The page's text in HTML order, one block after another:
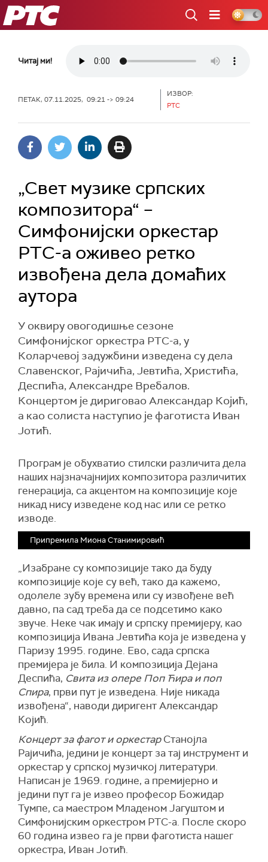
РТС
Читај ми!
ПЕТАК, 07.11.2025, 09:21 -> 09:24
ИЗВОР:
РТС
„Свет музике српских
композитора“ –
Симфонијски оркестар
РТС-а оживео ретко
извођена дела домаћих
аутора
У оквиру овогодишње сезоне
Симфонијског оркестра РТС-а, у
Коларчевој задужбини изведена су дела
Славенског, Рајичића, Јевтића, Христића,
Деспића, Александре Вребалов.
Концертом је дириговао Александар Којић,
а као солиста наступио је фаготиста Иван
Јотић.
Програм је обухватио стилски различита дела
наших најзначајнијих композитора различитих
генерација, са акцентом на композиције које
никад нису изведене код нас или се ретко
изводе.
Припремила Миона Станимировић
„Изабране су композиције тако да буду
композиције које су већ, тако да кажемо,
одолеле зубу времена или су извођене већ
давно, па сад треба да се подсетимо како
звуче. Неке чак имају и српску премијеру, као
композиција Ивана Јевтића која је изведена у
Паризу 1995. године. Ево, сада српска
премијера је била. И композиција Дејана
Деспића, Свита из опере Поп Ћира и поп
Спира, први пут је изведена. Није никада
извођена“, наводи диригент Александар
Којић.
Концерт за фагот и оркестарСтанојла
Рајичића, једини је концерт за тај инструмент и
оркестар у српској музичкој литератури.
Написан је 1969. године, а премијерно и
једини пут га је извео професор Божидар
Тумпе, са маестром Младеном Јагуштом и
Симфонијским оркестром РТС-а. После скоро
60 година извео га је први фаготиста нашег
оркестра, Иван Јотић.